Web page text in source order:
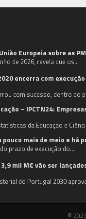
Europeia sobre as
de 2026, revela que os…
encerra com
com sucesso, dentro do
– IPCTN24:
da Educação e
pouco mais de meio e há
prazo de execução do…
3,9 mil M€ vão ser
do Portugal 2030
©